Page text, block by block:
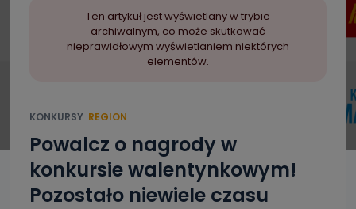
Ten artykuł jest wyświetlany w trybie
archiwalnym, co może skutkować
nieprawidłowym wyświetlaniem niektórych
elementów.
KONKURSY REGION
Powalcz o nagrody w
konkursie walentynkowym!
Pozostało niewiele czasu